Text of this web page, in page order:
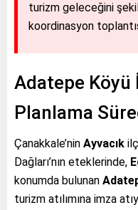
turizm geleceğini
koordinasyon
Adatepe
Planlama
Çanakkale’nin Ayvacık
Dağları’nın eteklerinde,
konumda bulunan
turizm atılımına imza